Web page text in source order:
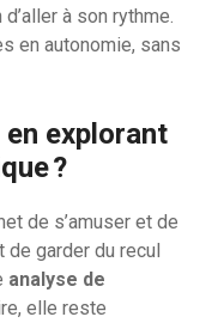
à son rythme.
en autonomie, sans
explorant
?
de s’amuser et de
garder du recul
analyse de
elle reste